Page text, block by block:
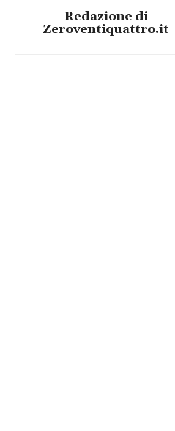
Redazione di
Zeroventiquattro.it